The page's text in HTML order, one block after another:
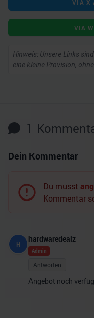
VIA X
VIA
Hinweis: Unsere Links
eine kleine Provision,
1
Dein Kommentar
Du musst
Kommentar
H
hardwaredealz
Admin
Antworten
Angebot noch